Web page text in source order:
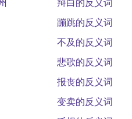
蹦跳的反义词
不及的反义词
悲歌的反义词
报丧的反义词
变卖的反义词